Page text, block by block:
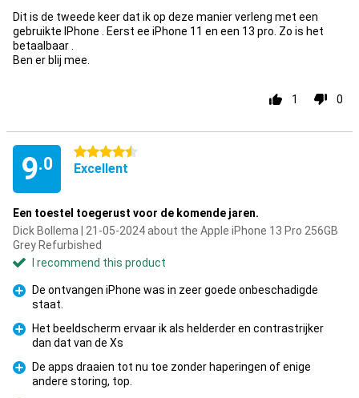
Dit is de tweede keer dat ik op deze manier verleng met een
gebruikte IPhone . Eerst ee iPhone 11 en een 13 pro. Zo is het
betaalbaar .
Ben er blij mee.
1 0
9.0
4.5 stars
Excellent
Een toestel toegerust voor de komende jaren.
Dick Bollema | 21-05-2024 about the Apple iPhone 13 Pro 256GB
Grey Refurbished
I recommend this product
De ontvangen iPhone was in zeer goede onbeschadigde
staat.
Het beeldscherm ervaar ik als helderder en contrastrijker
dan dat van de Xs
De apps draaien tot nu toe zonder haperingen of enige
andere storing, top.